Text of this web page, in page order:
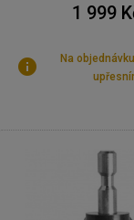
1 999
Na